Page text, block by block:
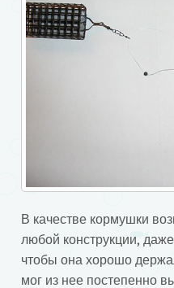
В качестве кормушки
любой конструкции,
чтобы она хорошо
мог из нее постепенно